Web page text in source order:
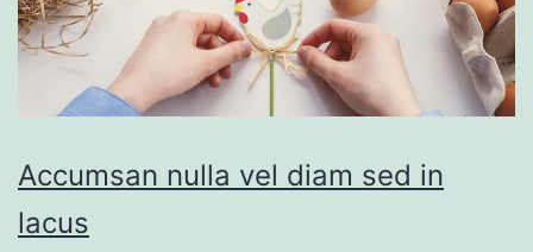
Accumsan nulla vel diam sed in
lacus